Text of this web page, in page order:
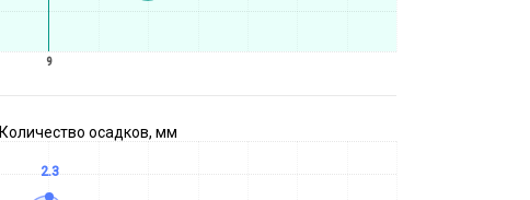
9
Количество осадков, мм
2.3